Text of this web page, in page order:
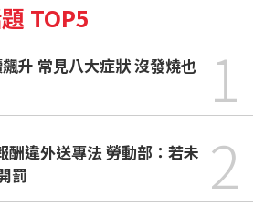
TOP5
1
違外送專法 勞動部：若未
罰
2